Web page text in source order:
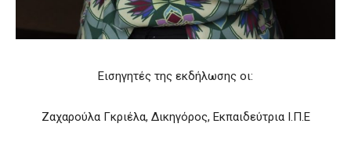
Εισηγητές της εκδήλωσης οι:
Ζαχαρούλα Γκριέλα, Δικηγόρος, Εκπαιδεύτρια Ι.Π.Ε